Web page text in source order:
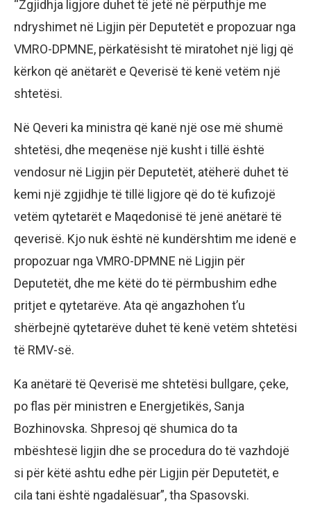
“Zgjidhja ligjore duhet të jetë në përputhje me
ndryshimet në Ligjin për Deputetët e propozuar nga
VMRO-DPMNE, përkatësisht të miratohet një ligj që
kërkon që anëtarët e Qeverisë të kenë vetëm një
shtetësi.
Në Qeveri ka ministra që kanë një ose më shumë
shtetësi, dhe meqenëse një kusht i tillë është
vendosur në Ligjin për Deputetët, atëherë duhet të
kemi një zgjidhje të tillë ligjore që do të kufizojë
vetëm qytetarët e Maqedonisë të jenë anëtarë të
qeverisë. Kjo nuk është në kundërshtim me idenë e
propozuar nga VMRO-DPMNE në Ligjin për
Deputetët, dhe me këtë do të përmbushim edhe
pritjet e qytetarëve. Ata që angazhohen t’u
shërbejnë qytetarëve duhet të kenë vetëm shtetësi
të RMV-së.
Ka anëtarë të Qeverisë me shtetësi bullgare, çeke,
po flas për ministren e Energjetikës, Sanja
Bozhinovska. Shpresoj që shumica do ta
mbështesë ligjin dhe se procedura do të vazhdojë
si për këtë ashtu edhe për Ligjin për Deputetët, e
cila tani është ngadalësuar”, tha Spasovski.